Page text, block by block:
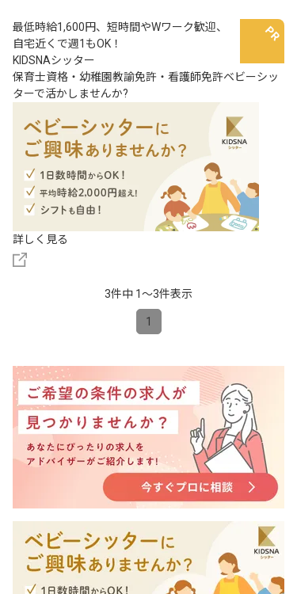
最低時給1,600円、短時間やWワーク歓迎、
自宅近くで週1もOK！
KIDSNAシッター
保育士資格・幼稚園教諭免許・看護師免許ベビーシッ
ターで活かしませんか?
詳しく見る
3件中 1〜3件表示
1